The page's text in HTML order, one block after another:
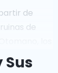
de
de
de su
hogar